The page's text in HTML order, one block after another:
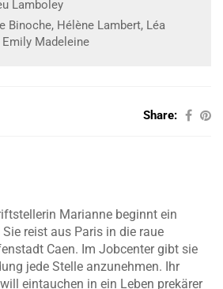
Lamboley
Binoche, Hélène Lambert, Léa
Emily Madeleine
Share:
Marianne beginnt ein
reist aus Paris in die raue
Caen. Im Jobcenter gibt sie
jede Stelle anzunehmen. Ihr
eintauchen in ein Leben prekärer